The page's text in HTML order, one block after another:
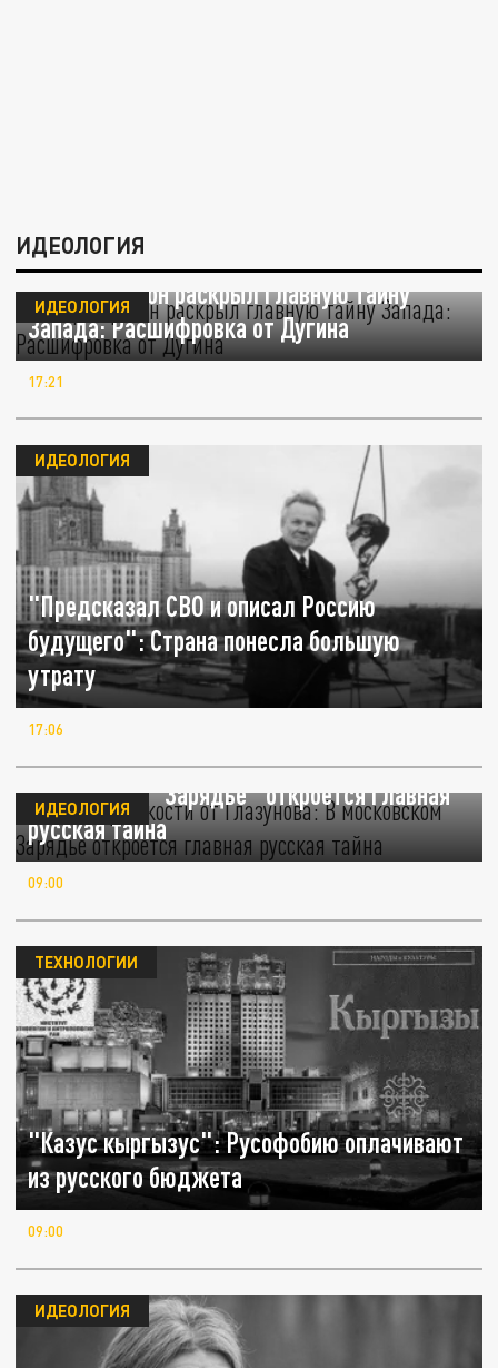
ИДЕОЛОГИЯ
Такер Карлсон раскрыл главную тайну
Запада: Расшифровка от Дугина
ИДЕОЛОГИЯ
17:21
"Предсказал СВО и описал Россию
будущего": Страна понесла большую
утрату
ИДЕОЛОГИЯ
17:06
Учебник русскости от Глазунова: В
московском "Зарядье" откроется главная
русская тайна
ИДЕОЛОГИЯ
09:00
"Казус кыргызус": Русофобию оплачивают
из русского бюджета
ТЕХНОЛОГИИ
09:00
ИДЕОЛОГИЯ